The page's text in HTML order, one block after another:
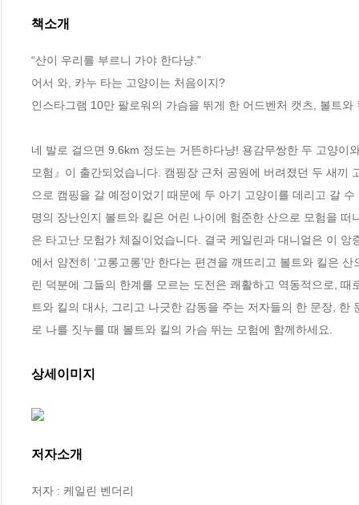
책소개
“산이 우리를 부르니 가야 한다냥.”
어서 와, 카누 타는 고양이는 처음이지?
인스타그램 10만 팔로워의 가슴을 뛰게 한 어드벤처 캣츠, 볼트와
네 발로 걸으면 9.6km 정도는 거뜬하다냥! 용감무쌍한 두 고양
모험』이 출간되었습니다. 캠핑장 근처 공원에 버려졌던 두 새
으로 캠핑을 갈 예정이었기 때문에 두 아기 고양이를 데리고 갈
명의 장난인지 볼트와 킬은 어린 나이에 험준한 산으로 모험을
은 타고난 모험가 체질이었습니다. 결국 케일린과 대니얼은 이
에서 얌전히 ‘고롱고롱’만 한다는 편견을 깨뜨리고 볼트와 킬은
린 덕분에 그들의 한계를 모르는 도전은 쾌활하고 역동적으로,
트와 킬의 대사, 그리고 나긋한 감동을 주는 저자들의 한 문장,
로 나를 짓누를 때 볼트와 킬의 가슴 뛰는 모험에 함께하세요.
상세이미지
저자소개
저자 : 케일린 벤더리